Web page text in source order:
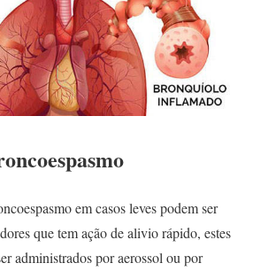
em casos leves podem ser
que tem ação de alivio rápido, estes
administrados por aerossol ou por